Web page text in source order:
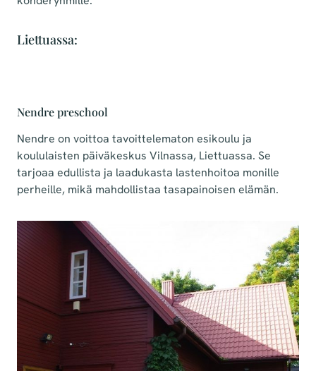
Liettuassa:
Nendre preschool
Nendre on voittoa tavoittelematon esikoulu ja
koululaisten päiväkeskus Vilnassa, Liettuassa. Se
tarjoaa edullista ja laadukasta lastenhoitoa monille
perheille, mikä mahdollistaa tasapainoisen elämän.